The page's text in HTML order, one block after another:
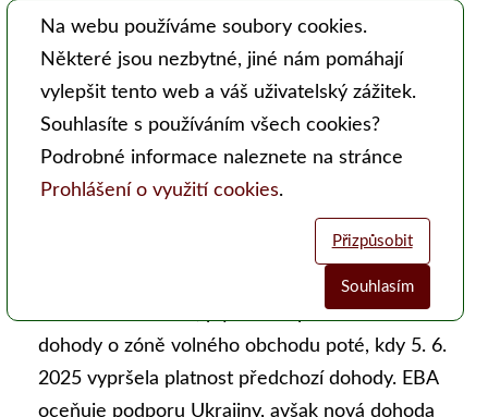
- redakce
Evropská včelařská asociace (EBA) vyjadřuje
obavy z možnosti zvýšení bezcelní kvóty pro
dovoz medu z Ukrajiny do Evropské unie z 6
000 na 35 000 tun, plynoucí z přezkumu
dohody o zóně volného obchodu poté, kdy 5. 6.
2025 vypršela platnost předchozí dohody. EBA
oceňuje podporu Ukrajiny, avšak nová dohoda
Na webu používáme soubory cookies.
Některé jsou nezbytné, jiné nám pomáhají
vylepšit tento web a váš uživatelský zážitek.
Souhlasíte s používáním všech cookies?
Podrobné informace naleznete na stránce
Prohlášení o využití cookies.
Přizpůsobit
Souhlasím
Funkční cookies (vždy aktivní)
nemusí web fungovat správně. Ve výchozím nastavení jsou povoleny a
zlepšení poskytovaných služeb. Neslouží k marketingových účelům.